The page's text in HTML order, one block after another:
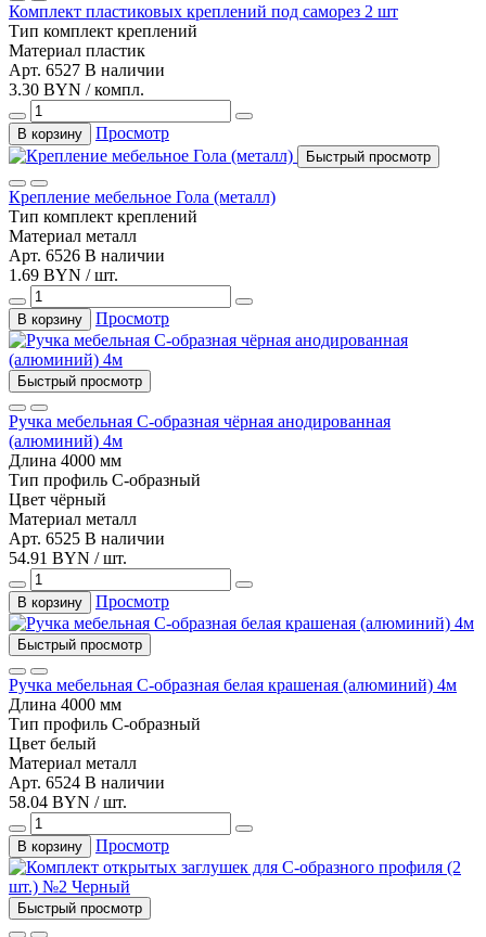
Комплект пластиковых креплений под саморез 2 шт
Тип комплект креплений
Материал пластик
Арт. 6527 В наличии
3.30 BYN / компл.
В корзину Просмотр
Быстрый просмотр
Крепление мебельное Гола (металл)
Тип комплект креплений
Материал металл
Арт. 6526 В наличии
1.69 BYN / шт.
В корзину Просмотр
Быстрый просмотр
Ручка мебельная C-образная чёрная анодированная
(алюминий) 4м
Длина 4000 мм
Тип профиль С-образный
Цвет чёрный
Материал металл
Арт. 6525 В наличии
54.91 BYN / шт.
В корзину Просмотр
Быстрый просмотр
Ручка мебельная C-образная белая крашеная (алюминий) 4м
Длина 4000 мм
Тип профиль С-образный
Цвет белый
Материал металл
Арт. 6524 В наличии
58.04 BYN / шт.
В корзину Просмотр
Быстрый просмотр